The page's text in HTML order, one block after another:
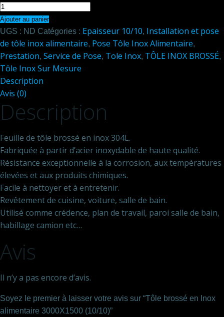
quantité
de
Tôle
brossé
en
Inox
alimentaire
3000X1500
(10/10)
Ajouter au panier
UGS : ND Catégories : Epaisseur 10/10, Installation et pose
de tôle inox alimentaire, Pose Tôle Inox Alimentaire,
Prestation, Service de Pose, Tole Inox, TÔLE INOX BROSSÉ,
Tôle Inox Sur Mesure
Description
Avis (0)
Description
Feuille de tôle brossé en inox 304L.
Fabriquée à partir d’acier inoxydable de haute qualité.
Résistance exceptionnelle à la corrosion, aux températures
élevées et aux produits chimiques.
Facile à nettoyer et à entretenir.
Revêtement de cuisine, voiture, salle de bain.
Utilisé comme crédence, plan de travail, paroi salle de bain,
habillage camion etc…
Avis
Il n’y a pas encore d’avis.
Soyez le premier à laisser votre avis sur “Tôle brossé en Inox
alimentaire 3000X1500 (10/10)”